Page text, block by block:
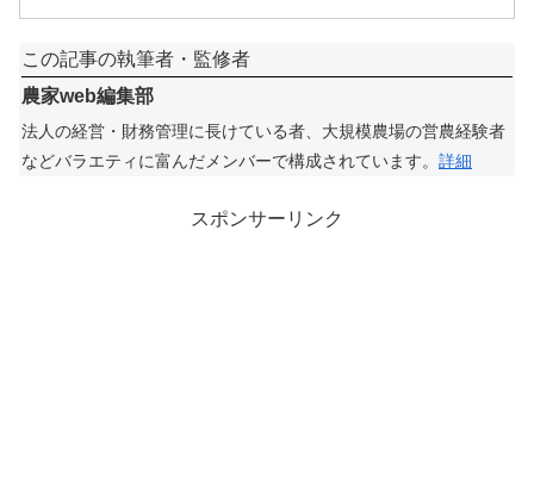
この記事の執筆者・監修者
農家web編集部
法人の経営・財務管理に長けている者、大規模農場の営農経験者
などバラエティに富んだメンバーで構成されています。 詳細
スポンサーリンク